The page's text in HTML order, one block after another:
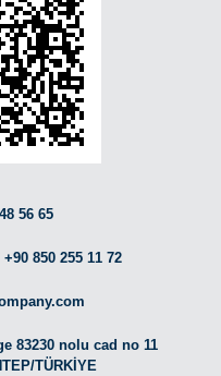
56 65
+90 850 255 11 72
83230 nolu cad no 11
TÜRKİYE